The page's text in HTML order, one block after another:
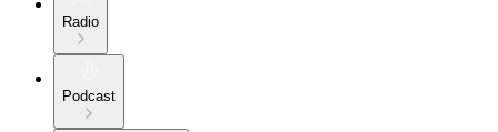
Radio
Podcast